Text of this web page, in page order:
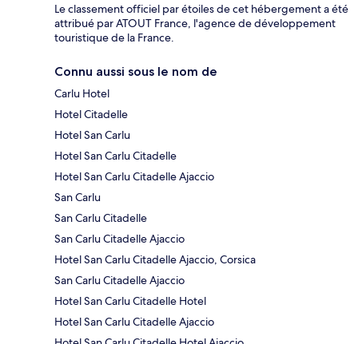
Le classement officiel par étoiles de cet hébergement a été
attribué par ATOUT France, l'agence de développement
touristique de la France.
Connu aussi sous le nom de
Carlu Hotel
Hotel Citadelle
Hotel San Carlu
Hotel San Carlu Citadelle
Hotel San Carlu Citadelle Ajaccio
San Carlu
San Carlu Citadelle
San Carlu Citadelle Ajaccio
Hotel San Carlu Citadelle Ajaccio, Corsica
San Carlu Citadelle Ajaccio
Hotel San Carlu Citadelle Hotel
Hotel San Carlu Citadelle Ajaccio